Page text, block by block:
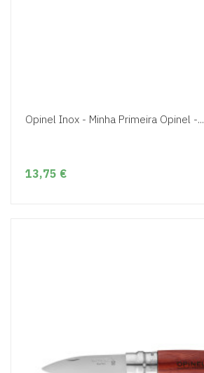
Opinel Inox - Minha Primeira Opinel -...
13,75 €